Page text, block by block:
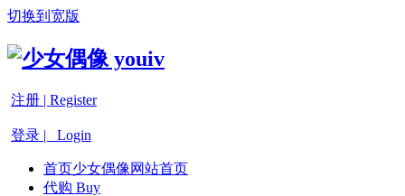
切换到宽版
注册 | Register
登录 | Login
首页少女偶像网站首页
代购 Buy